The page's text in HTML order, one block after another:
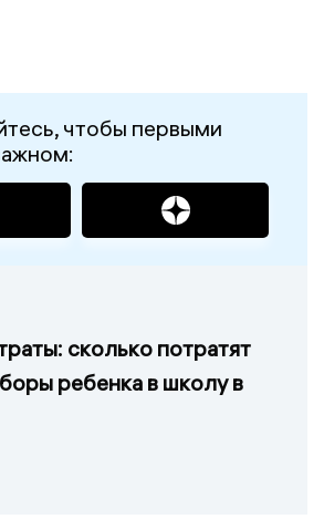
чтобы первыми
сколько потратят
ребенка в школу в